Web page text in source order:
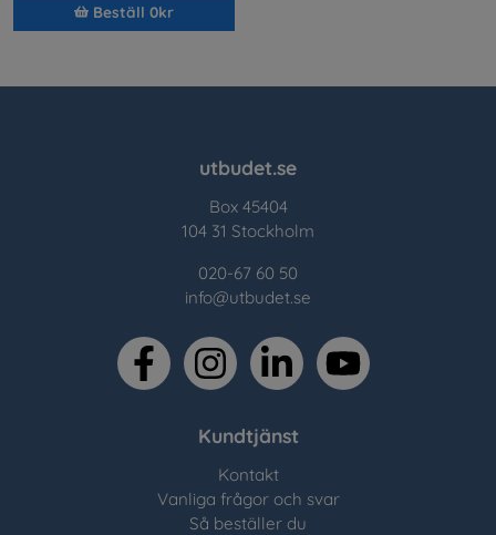
Beställ 0kr
utbudet.se
Box 45404
104 31 Stockholm
020-67 60 50
info@utbudet.se
facebookinstagramlinkedin youtube
Kundtjänst
Kontakt
Vanliga frågor och svar
Så beställer du